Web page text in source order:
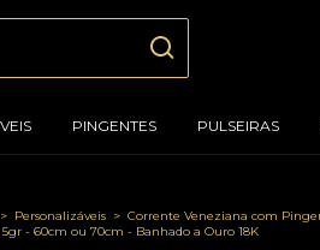
PINGENTES PULSEIRAS
> Personalizáveis > Corrente Veneziana com
5gr - 60cm ou 70cm - Banhado a Ouro 18K